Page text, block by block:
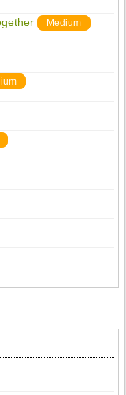
Medium